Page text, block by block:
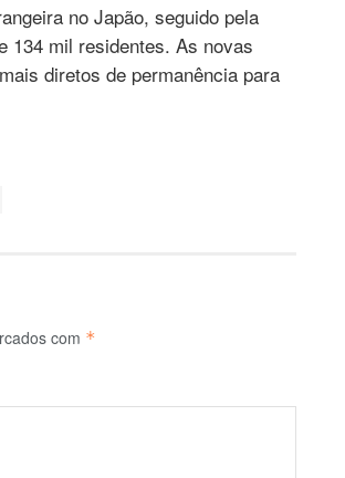
no Japão, seguido pela
134 mil residentes. As novas
diretos de permanência para
com *